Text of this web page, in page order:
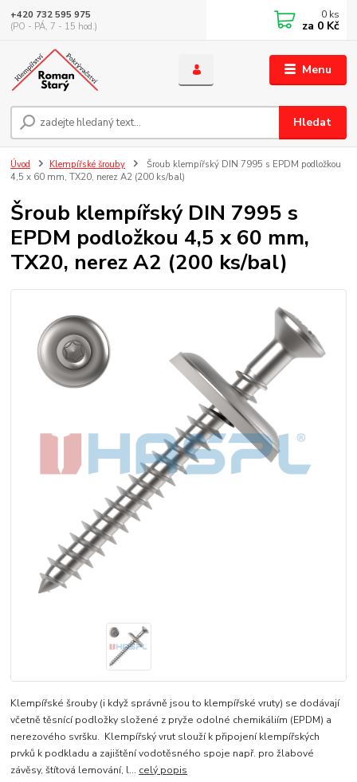
Menu
Hledat
+420 732 595 975
(PO - PÁ, 7 - 15 hod.)
0 ks
za 0 Kč
Úvod Klempířské šrouby
Šroub klempířský DIN 7995 s EPDM podložkou
4,5 x 60 mm, TX20, nerez A2 (200 ks/bal)
Šroub klempířský DIN 7995 s
EPDM podložkou 4,5 x 60 mm,
TX20, nerez A2 (200 ks/bal)
Klempířské šrouby (i když správně jsou to klempířské vruty) se dodávají
včetně těsnící podložky složené z pryže odolné chemikáliím (EPDM) a
nerezového svršku. Klempířský vrut slouží k připojení klempířských
prvků k podkladu a zajištění vodotěsného spoje např. pro žlabové
závěsy, štítová lemování, l... celý popis